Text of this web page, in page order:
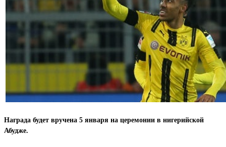
Награда будет вручена 5 января на церемонии в нигерийской
Абудже.